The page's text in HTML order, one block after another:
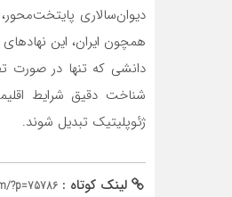
دیوان‌سالاری
همچون ایران، این
دانشی که تنها در صورت
شناخت دقیق شرایط
ژئوپلیتیک تبدیل شوند.
لینک کوتاه : ?p=75786